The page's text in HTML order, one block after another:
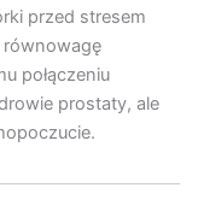
przed stresem
równowagę
połączeniu
prostaty, ale